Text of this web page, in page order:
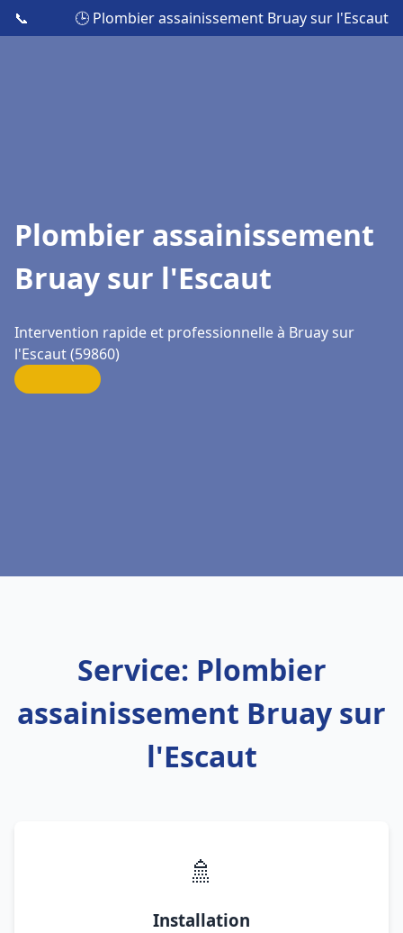
📞 🕒 Plombier assainissement Bruay sur l'Escaut
Plombier assainissement
Bruay sur l'Escaut
Intervention rapide et professionnelle à Bruay sur
l'Escaut (59860)
Service: Plombier
assainissement Bruay sur
l'Escaut
🚿
Installation